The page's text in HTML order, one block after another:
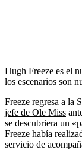
Hugh Freeze es el
los escenarios son
Freeze regresa a la
jefe de Ole Miss
se descubriera un
Freeze había
servicio de